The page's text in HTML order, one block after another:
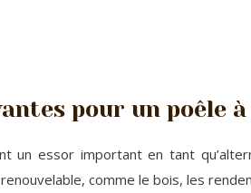
pour un poêle
un essor important en tant
renouvelable, comme le bois, les